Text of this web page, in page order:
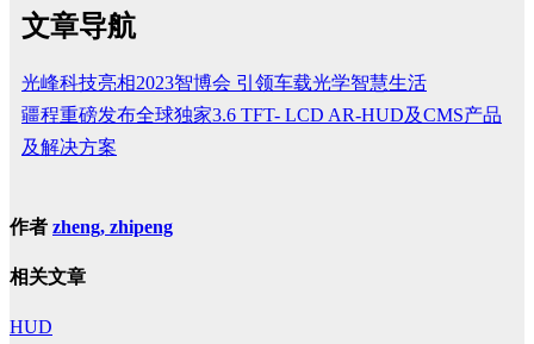
文章导航
光峰科技亮相2023智博会 引领车载光学智慧生活
疆程重磅发布全球独家3.6 TFT- LCD AR-HUD及CMS产品
及解决方案
作者 zheng, zhipeng
相关文章
HUD